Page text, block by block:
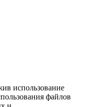
использование
файлов